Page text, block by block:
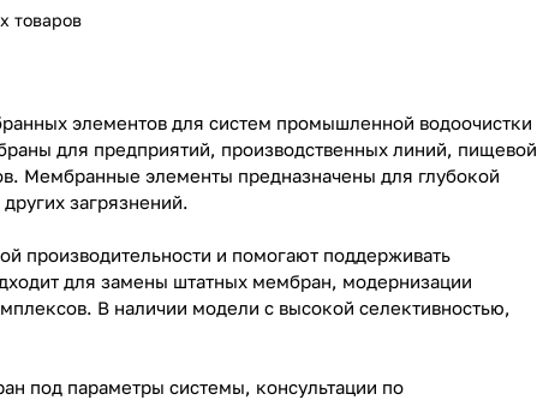
товаров
элементов для систем промышленной водоочистки
для предприятий, производственных линий, пищевой
Мембранные элементы предназначены для глубокой
загрязнений.
производительности и помогают поддерживать
для замены штатных мембран, модернизации
В наличии модели с высокой селективностью,
под параметры системы, консультации по